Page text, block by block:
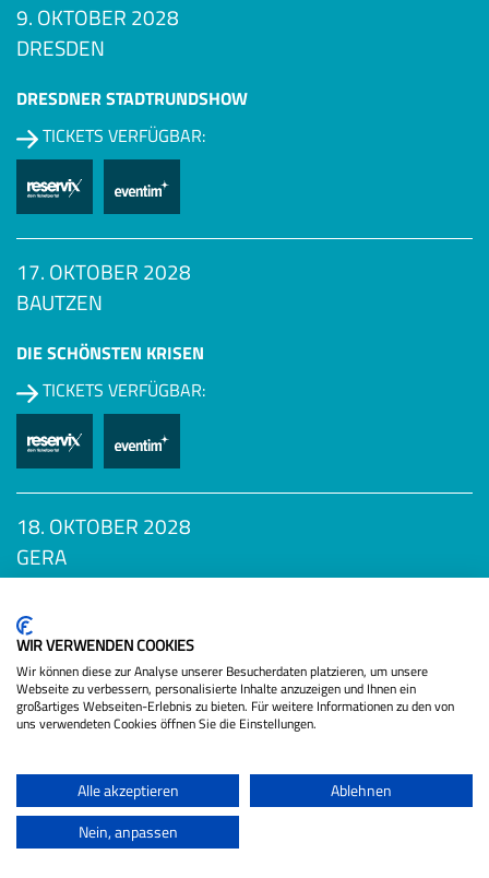
9. OKTOBER 2028
DRESDEN
DRESDNER STADTRUNDSHOW
TICKETS VERFÜGBAR:
17. OKTOBER 2028
BAUTZEN
DIE SCHÖNSTEN KRISEN
TICKETS VERFÜGBAR:
18. OKTOBER 2028
GERA
TICKETS VERFÜGBAR:
Als Gast:
WIR VERWENDEN COOKIES
Wir können diese zur Analyse unserer Besucherdaten platzieren, um unsere
Webseite zu verbessern, personalisierte Inhalte anzuzeigen und Ihnen ein
großartiges Webseiten-Erlebnis zu bieten. Für weitere Informationen zu den von
uns verwendeten Cookies öffnen Sie die Einstellungen.
Alle akzeptieren
Ablehnen
Nein, anpassen